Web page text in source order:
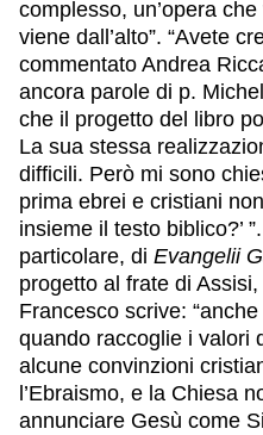
complesso, un’opera
viene dall’alto”. “Avete
commentato Andrea
ancora parole di p.
che il progetto del libro
La sua stessa
difficili. Però mi sono
prima ebrei e cristiani
insieme il testo biblico?’
particolare, di Evangelii
progetto al frate di
Francesco scrive:
quando raccoglie i valori
alcune convinzioni
l’Ebraismo, e la Chiesa
annunciare Gesù come